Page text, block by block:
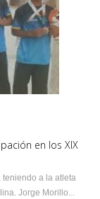
en los XIX
teniendo a la atleta
Jorge Morillo...